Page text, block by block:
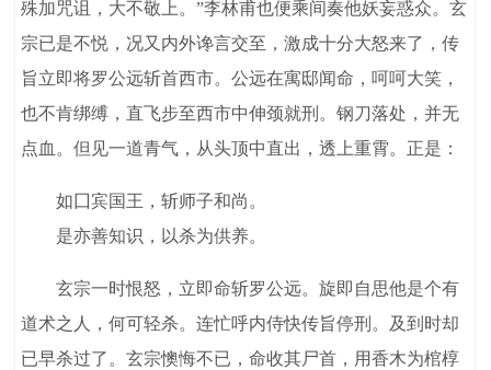
殊加咒诅，大不敬上。”李林甫也便乘间奏他妖妄惑众。玄
宗已是不悦，况又内外谗言交至，激成十分大怒来了，传
旨立即将罗公远斩首西市。公远在寓邸闻命，呵呵大笑，
也不肯绑缚，直飞步至西市中伸颈就刑。钢刀落处，并无
点血。但见一道青气，从头顶中直出，透上重霄。正是：
如囗宾国王，斩师子和尚。
是亦善知识，以杀为供养。
玄宗一时恨怒，立即命斩罗公远。旋即自思他是个有
道术之人，何可轻杀。连忙呼内侍快传旨停刑。及到时却
已早杀过了。玄宗懊悔不已，命收其尸首，用香木为棺椁